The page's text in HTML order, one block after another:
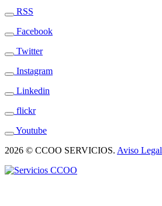
RSS
Facebook
Twitter
Instagram
Linkedin
flickr
Youtube
2026 © CCOO SERVICIOS. Aviso Legal